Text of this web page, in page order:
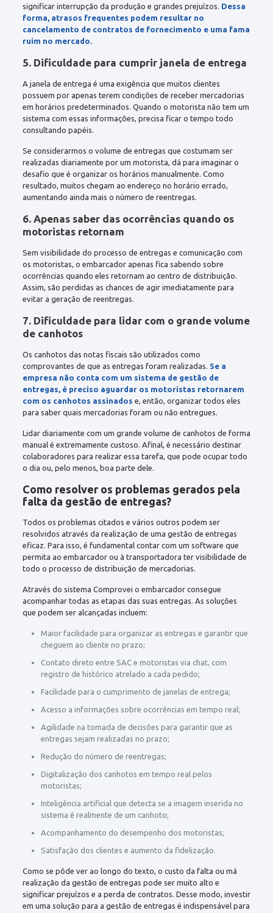
significar interrupção da produção e grandes prejuízos. Dessa
forma, atrasos frequentes podem resultar no
cancelamento de contratos de fornecimento e uma fama
ruim no mercado.
5. Dificuldade para cumprir janela de entrega
A janela de entrega é uma exigência que muitos clientes
possuem por apenas terem condições de receber mercadorias
em horários predeterminados. Quando o motorista não tem um
sistema com essas informações, precisa ficar o tempo todo
consultando papéis.
Se considerarmos o volume de entregas que costumam ser
realizadas diariamente por um motorista, dá para imaginar o
desafio que é organizar os horários manualmente. Como
resultado, muitos chegam ao endereço no horário errado,
aumentando ainda mais o número de reentregas.
6. Apenas saber das ocorrências quando os
motoristas retornam
Sem visibilidade do processo de entregas e comunicação com
os motoristas, o embarcador apenas fica sabendo sobre
ocorrências quando eles retornam ao centro de distribuição.
Assim, são perdidas as chances de agir imediatamente para
evitar a geração de reentregas.
7. Dificuldade para lidar com o grande volume
de canhotos
Os canhotos das notas fiscais são utilizados como
comprovantes de que as entregas foram realizadas. Se a
empresa não conta com um sistema de gestão de
entregas, é preciso aguardar os motoristas retornarem
com os canhotos assinados e, então, organizar todos eles
para saber quais mercadorias foram ou não entregues.
Lidar diariamente com um grande volume de canhotos de forma
manual é extremamente custoso. Afinal, é necessário destinar
colaboradores para realizar essa tarefa, que pode ocupar todo
o dia ou, pelo menos, boa parte dele.
Como resolver os problemas gerados pela
falta da gestão de entregas?
Todos os problemas citados e vários outros podem ser
resolvidos através da realização de uma gestão de entregas
eficaz. Para isso, é fundamental contar com um software que
permita ao embarcador ou à transportadora ter visibilidade de
todo o processo de distribuição de mercadorias.
Através do sistema Comprovei o embarcador consegue
acompanhar todas as etapas das suas entregas. As soluções
que podem ser alcançadas incluem:
Maior facilidade para organizar as entregas e garantir que
cheguem ao cliente no prazo;
Contato direto entre SAC e motoristas via chat, com
registro de histórico atrelado a cada pedido;
Facilidade para o cumprimento de janelas de entrega;
Acesso a informações sobre ocorrências em tempo real;
Agilidade na tomada de decisões para garantir que as
entregas sejam realizadas no prazo;
Redução do número de reentregas;
Digitalização dos canhotos em tempo real pelos
motoristas;
Inteligência artificial que detecta se a imagem inserida no
sistema é realmente de um canhoto;
Acompanhamento do desempenho dos motoristas;
Satisfação dos clientes e aumento da fidelização.
Como se pôde ver ao longo do texto, o custo da falta ou má
realização da gestão de entregas pode ser muito alto e
significar prejuízos e a perda de contratos. Desse modo, investir
em uma solução para a gestão de entregas é indispensável para